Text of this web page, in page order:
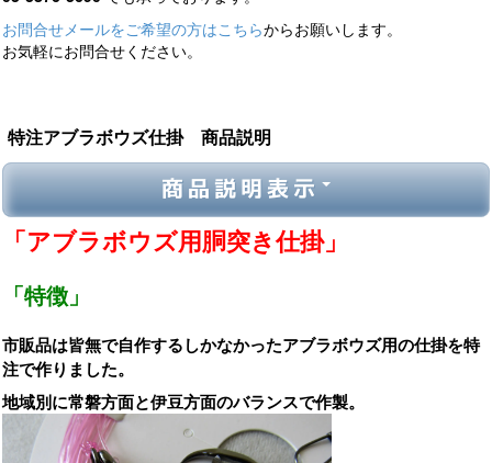
お問合せメールをご希望の方はこちらからお願いします。
お気軽にお問合せください。
特注アブラボウズ仕掛 商品説明
商品説明表示
「アブラボウズ用胴突き仕掛」
「特徴」
市販品は皆無で自作するしかなかったアブラボウズ用の仕掛を特
注で作りました。
地域別に常磐方面と伊豆方面のバランスで作製。